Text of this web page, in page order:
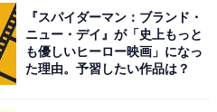
『スパイダーマン：ブランド・
ニュー・デイ』が「史上もっと
も優しいヒーロー映画」になっ
た理由。予習したい作品は？